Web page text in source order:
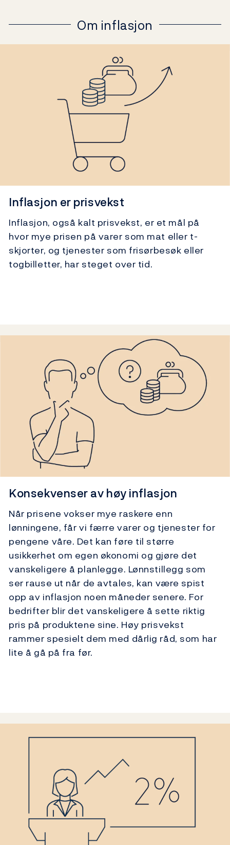
Om inflasjon
Inflasjon er prisvekst
Inflasjon, også kalt prisvekst, er et mål på
hvor mye prisen på varer som mat eller t-
skjorter, og tjenester som frisørbesøk eller
togbilletter, har steget over tid.
Konsekvenser av høy inflasjon
Når prisene vokser mye raskere enn
lønningene, får vi færre varer og tjenester for
pengene våre. Det kan føre til større
usikkerhet om egen økonomi og gjøre det
vanskeligere å planlegge. Lønnstillegg som
ser rause ut når de avtales, kan være spist
opp av inflasjon noen måneder senere. For
bedrifter blir det vanskeligere å sette riktig
pris på produktene sine. Høy prisvekst
rammer spesielt dem med dårlig råd, som har
lite å gå på fra før.